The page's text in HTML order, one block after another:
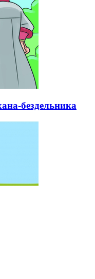
бездельника